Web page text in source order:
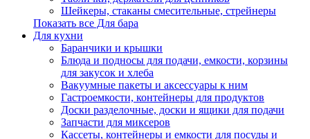
Шейкеры, стаканы смесительные, стрейнеры
Показать все Для бара
Для кухни
Баранчики и крышки
Блюда и подносы для подачи, емкости, корзины
для закусок и хлеба
Вакуумные пакеты и аксессуары к ним
Гастроемкости, контейнеры для продуктов
Доски разделочные, доски и ящики для подачи
Запчасти для миксеров
Кассеты, контейнеры и емкости для посуды и